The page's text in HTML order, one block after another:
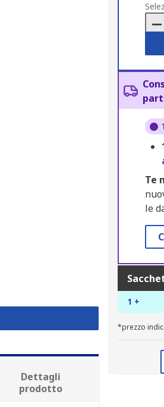
to
Te
le
1 +
*prezzo
Dettagli
prodotto